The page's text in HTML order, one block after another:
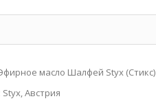
масло Шалфей Styx (Стикс)
Styx, Австрия